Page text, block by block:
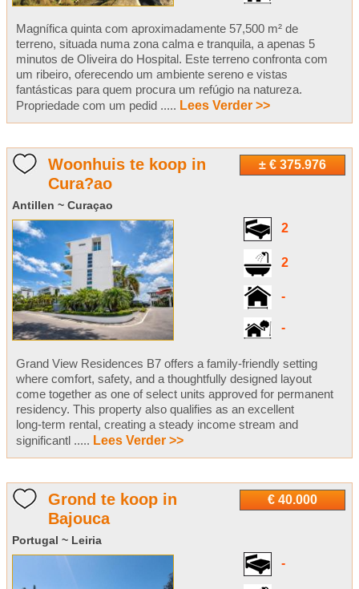
Magnífica quinta com aproximadamente 57,500 m² de
terreno, situada numa zona calma e tranquila, a apenas 5
minutos de Oliveira do Hospital. Este terreno confronta com
um ribeiro, oferecendo um ambiente sereno e vistas
fantásticas para quem procura um refúgio na natureza.
Propriedade com um pedid ..... Lees Verder >>
± € 375.976
Woonhuis te koop in
Cura?ao
Antillen ~ Curaçao
2
2
-
-
Grand View Residences B7 offers a family-friendly setting
where comfort, safety, and a thoughtfully designed layout
come together as one of select units approved for permanent
residency. This property also qualifies as an excellent
long‑term rental, creating a steady income stream and
significantl ..... Lees Verder >>
€ 40.000
Grond te koop in
Bajouca
Portugal ~ Leiria
-